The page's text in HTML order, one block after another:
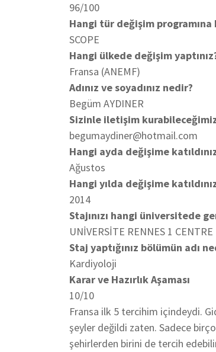
96/100
Hangi tür değişim programına
SCOPE
Hangi ülkede değişim
Fransa (ANEMF)
Adınız ve soyadınız nedir?
Begüm AYDINER
Sizinle iletişim kurabileceğimiz
begumaydiner@hotmail.com
Hangi ayda değişime
Ağustos
Hangi yılda değişime
2014
Stajınızı hangi üniversitede
UNİVERSİTE RENNES 1
Staj yaptığınız bölümün adı
Kardiyoloji
Karar ve Hazırlık Aşaması
10/10
Fransa ilk 5 tercihim içindeydi.
şeyler değildi zaten. Sadece
şehirlerden birini de tercih